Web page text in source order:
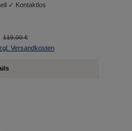
✓ Kontaktlos
119,00 €
Versandkosten